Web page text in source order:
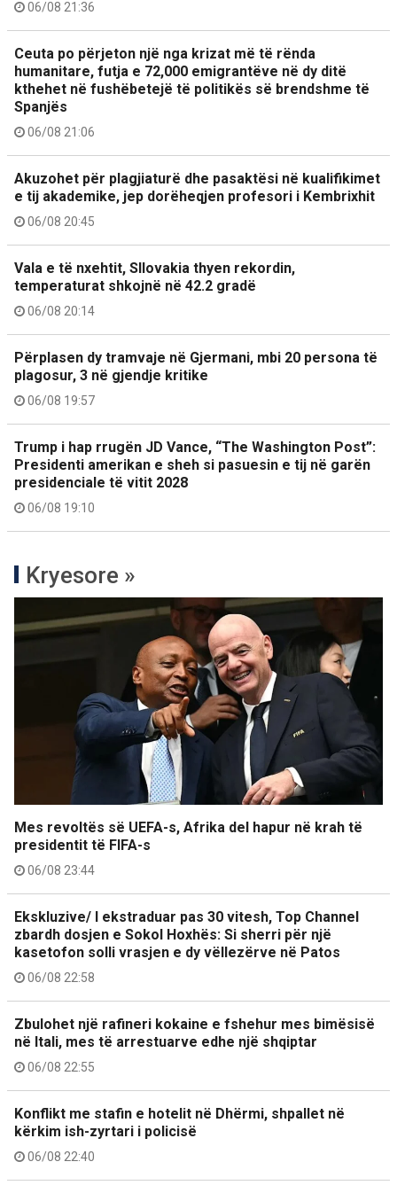
06/08 21:36
Ceuta po përjeton një nga krizat më të rënda
humanitare, futja e 72,000 emigrantëve në dy ditë
kthehet në fushëbetejë të politikës së brendshme të
Spanjës
06/08 21:06
Akuzohet për plagjiaturë dhe pasaktësi në kualifikimet
e tij akademike, jep dorëheqjen profesori i Kembrixhit
06/08 20:45
Vala e të nxehtit, Sllovakia thyen rekordin,
temperaturat shkojnë në 42.2 gradë
06/08 20:14
Përplasen dy tramvaje në Gjermani, mbi 20 persona të
plagosur, 3 në gjendje kritike
06/08 19:57
Trump i hap rrugën JD Vance, “The Washington Post”:
Presidenti amerikan e sheh si pasuesin e tij në garën
presidenciale të vitit 2028
06/08 19:10
Kryesore »
Mes revoltës së UEFA-s, Afrika del hapur në krah të
presidentit të FIFA-s
06/08 23:44
Ekskluzive/ I ekstraduar pas 30 vitesh, Top Channel
zbardh dosjen e Sokol Hoxhës: Si sherri për një
kasetofon solli vrasjen e dy vëllezërve në Patos
06/08 22:58
Zbulohet një rafineri kokaine e fshehur mes bimësisë
në Itali, mes të arrestuarve edhe një shqiptar
06/08 22:55
Konflikt me stafin e hotelit në Dhërmi, shpallet në
kërkim ish-zyrtari i policisë
06/08 22:40